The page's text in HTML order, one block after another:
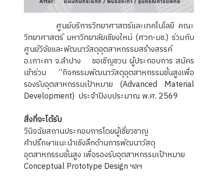
ศูนย์บริการวิทยาศาสตร์และเทคโนโลยี คณะ
วิทยาศาสตร์ มหาวิทยาลัยเชียงใหม่ (ศวท-มช.) ร่วมกับ
ศูนย์วิจัยและพัฒนาวัสดุอุตสาหกรรมสร้างสรรค์
อ.เกาะคา จ.ลำปาง ขอเชิญชวน ผู้ประกอบการ สมัคร
เข้าร่วม “กิจกรรมพัฒนาวัสดุอุตสาหกรรมขั้นสูงเพื่อ
รองรับอุตสาหกรรมเป้าหมาย (Advanced Material
Development) ประจำปีงบประมาณ พ.ศ. 2569
สิ่งที่จะได้รับ
วินิจฉัยสถานประกอบการโดยผู้เชี่ยวชาญ
คำปรึกษาแนะนำเชิงลึกด้านการพัฒนาวัสดุ
อุตสาหกรรมขั้นสูง เพื่อรองรับอุตสาหกรรมเป้าหมาย
Conceptual Prototype Design ฯลฯ